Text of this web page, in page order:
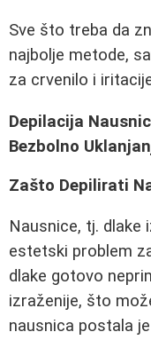
Sve što treba da
najbolje metode,
za crvenilo i
Depilacija
Bezbolno
Zašto Depilirati
Nausnice, tj. dlake
estetski problem
dlake gotovo
izraženije, što
nausnica postala